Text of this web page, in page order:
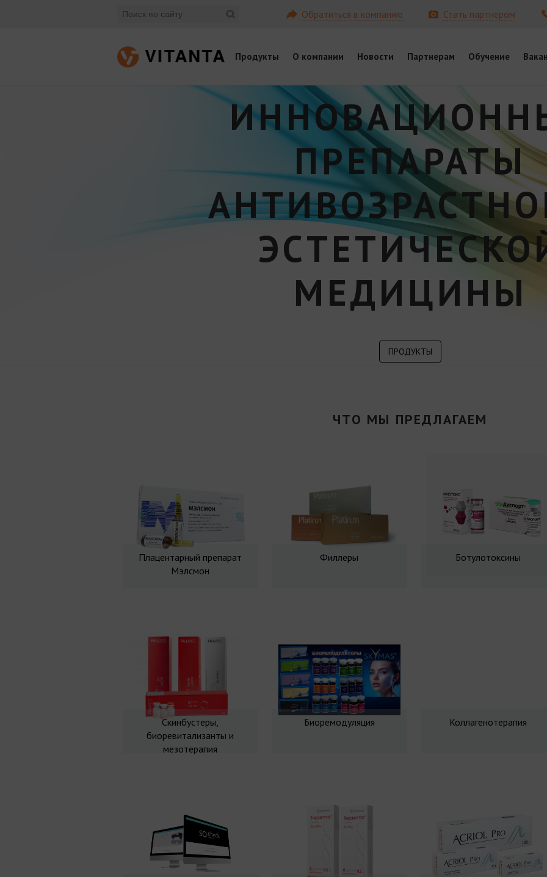
Обратиться в компанию Стать партнером
Продукты О компании Новости Партнерам Обучение
ПРЕПАРАТЫ
МЕДИЦИНЫ
ПРОДУКТЫ
ЧТО МЫ ПРЕДЛАГАЕМ
Плацентарный препарат
Мэлсмон
Филлеры Ботулотоксины
Скинбустеры,
биоревитализанты и
мезотерапия
Биоремодуляция Коллагенотерапия